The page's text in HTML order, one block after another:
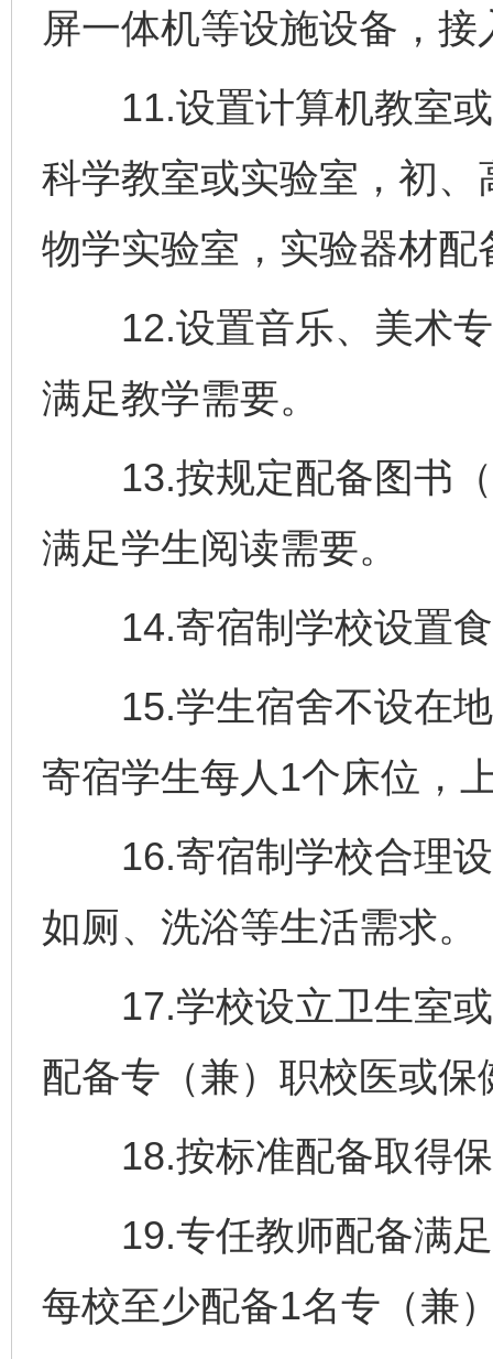
屏一体机等设施设备，
11.设置计算机教室或
科学教室或实验室，初
物学实验室，实验器材
12.设置音乐、美术专
满足教学需要。
13.按规定配备图书（
满足学生阅读需要。
14.寄宿制学校设置
15.学生宿舍不设在地
寄宿学生每人1个床位，
16.寄宿制学校合理设
如厕、洗浴等生活需求。
17.学校设立卫生室或
配备专（兼）职校医或保
18.按标准配备取得保
19.专任教师配备满足
每校至少配备1名专（兼